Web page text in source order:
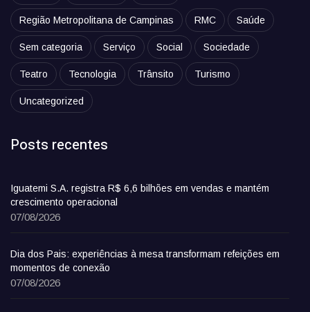
Região Metropolitana de Campinas RMC Saúde
Sem categoria Serviço Social Sociedade
Teatro Tecnologia Trânsito Turismo
Uncategorized
Posts recentes
Iguatemi S.A. registra R$ 6,6 bilhões em vendas e mantém
crescimento operacional
07/08/2026
Dia dos Pais: experiências à mesa transformam refeições em
momentos de conexão
07/08/2026